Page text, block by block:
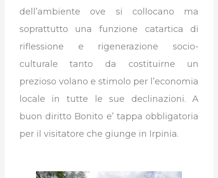
dell’ambiente ove si collocano ma
soprattutto una funzione catartica di
riflessione e rigenerazione socio-
culturale tanto da costituirne un
prezioso volano e stimolo per l’economia
locale in tutte le sue declinazioni. A
buon diritto Bonito e’ tappa obbligatoria
per il visitatore che giunge in Irpinia.